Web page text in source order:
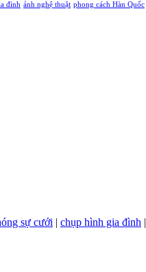
đình ảnh nghệ thuật phong cách Hàn Quốc
sự cưới | chụp hình gia đình |